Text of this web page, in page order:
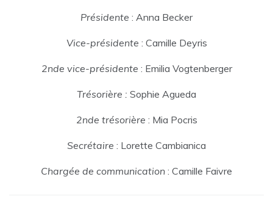
Présidente : Anna Becker
Vice-présidente : Camille Deyris
2nde vice-présidente : Emilia Vogtenberger
Trésorière : Sophie Agueda
2nde trésorière : Mia Pocris
Secrétaire : Lorette Cambianica
Chargée de communication : Camille Faivre